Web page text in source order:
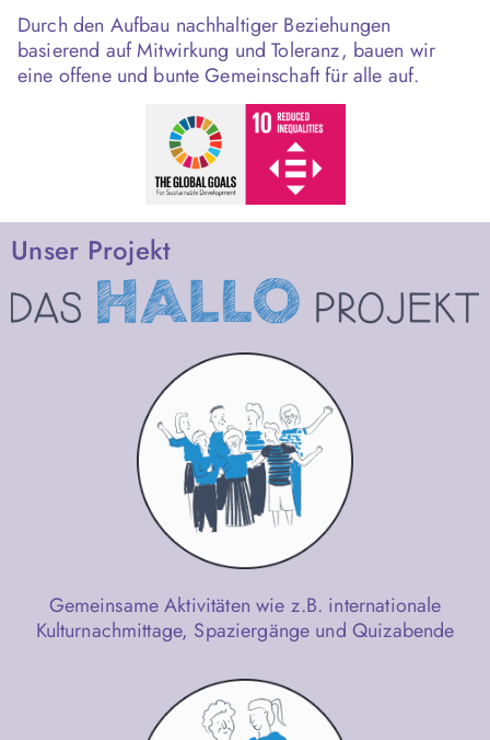
Durch den Aufbau nachhaltiger Beziehungen
basierend auf Mitwirkung und Toleranz, bauen wir
eine offene und bunte Gemeinschaft für alle auf.
Unser Projekt
Gemeinsame Aktivitäten wie z.B. internationale
Kulturnachmittage, Spaziergänge und Quizabende